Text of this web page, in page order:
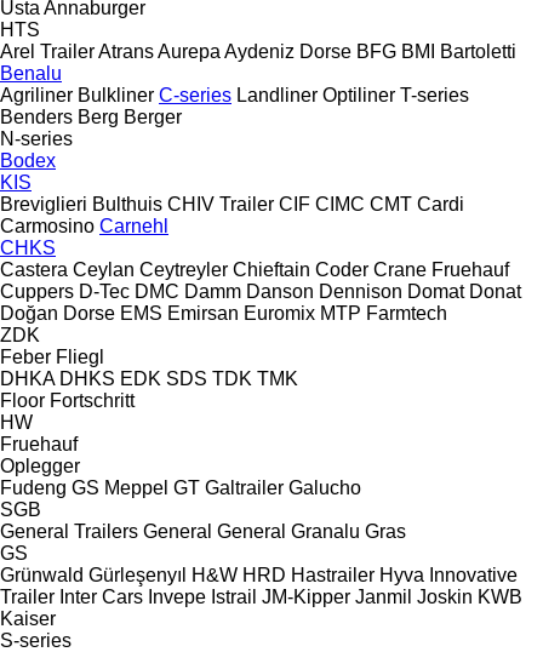
Usta Annaburger
HTS
Arel TrailerAtransAurepa Aydeniz Dorse BFG BMI
Bartoletti
Benalu
Agriliner Bulkliner C-series Landliner Optiliner T-series
Benders Berg Berger
N-series
Bodex
KIS
Breviglieri Bulthuis CHIV Trailer CIF CIMC CMT Cardi
Carmosino Carnehl
CHKS
Castera Ceylan Ceytreyler Chieftain Coder Crane Fruehauf
Cuppers D-Tec DMC Damm Danson Dennison Domat Donat
Doğan Dorse EMS Emirsan Euromix MTP Farmtech
ZDK
Feber Fliegl
DHKA DHKS EDK SDS TDK TMK
Floor Fortschritt
HW
Fruehauf
Oplegger
Fudeng GS Meppel GT Galtrailer Galucho
SGB
General Trailers General General Granalu Gras
GS
Grünwald Gürleşenyıl H&W HRD Hastrailer Hyva Innovative
Trailer Inter Cars Invepe Istrail JM-Kipper Janmil Joskin KWB
Kaiser
S-series